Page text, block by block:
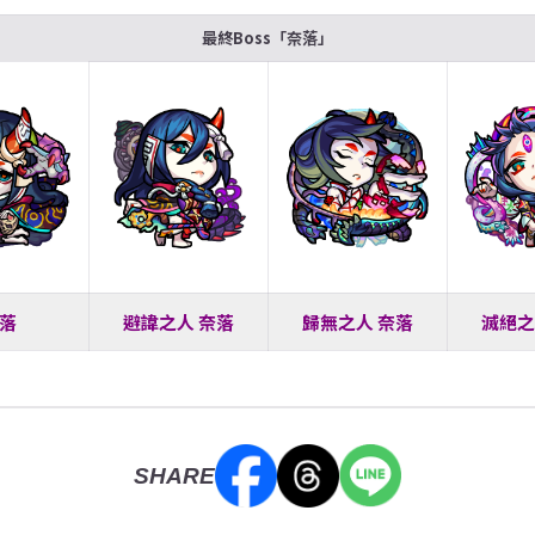
最終Boss「奈落」
避諱之人 奈落 歸無之人 奈落 滅絕
SHARE